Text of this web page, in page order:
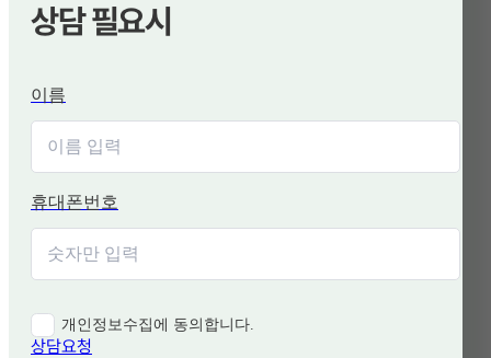
상담 필요시
이름
휴대폰번호
개인정보수집에 동의합니다.
상담요청